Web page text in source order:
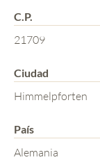
C.P.
21709
Ciudad
Himmelpforten
País
Alemania